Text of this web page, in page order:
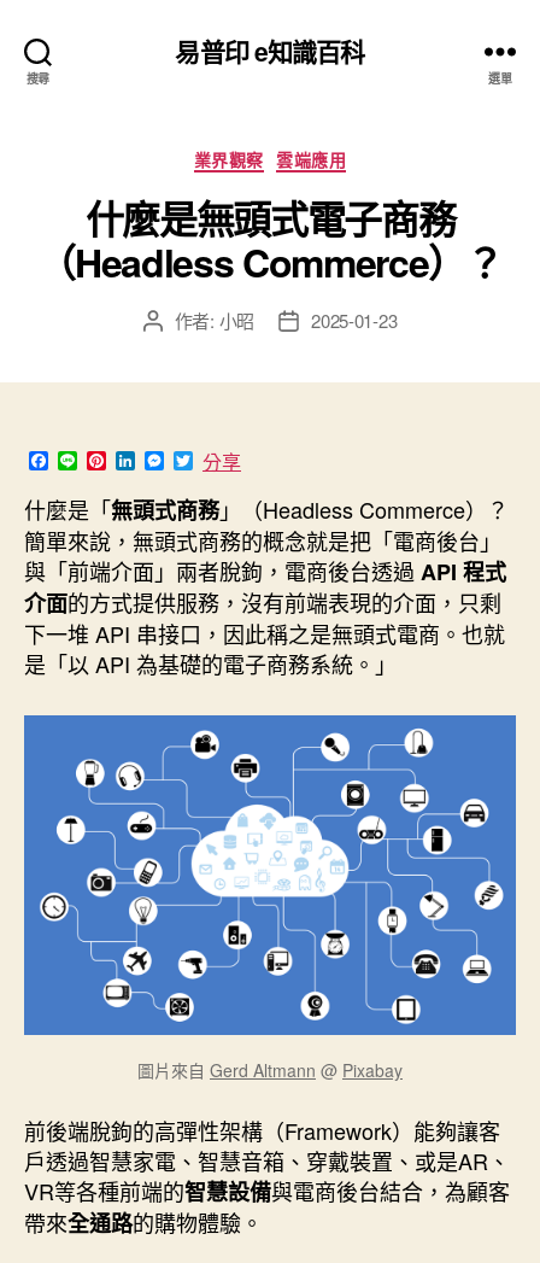
搜尋
易普印 e知識百科
選單
分
類
業界觀察 雲端應用
什麼是無頭式電子商務
（Headless Commerce）？
文 作者: 小昭
文 2025-01-23
F
a
c
e
b
o
k
L
n
e
P
n
e
r
e
s
t
L
n
k
e
d
I
n
M
e
s
s
e
n
e
r
T
w
i
t
t
e
r
分享
什麼是「無頭式商務」（Headless Commerce）？
簡單來說，無頭式商務的概念就是把「電商後台」
與「前端介面」兩者脫鉤，電商後台透過 API 程式
介面的方式提供服務，沒有前端表現的介面，只剩
下一堆 API 串接口，因此稱之是無頭式電商。也就
是「以 API 為基礎的電子商務系統。」
圖片來自 Gerd Altmann @ Pixabay
前後端脫鉤的高彈性架構（Framework）能夠讓客
戶透過智慧家電、智慧音箱、穿戴裝置、或是AR、
VR等各種前端的智慧設備與電商後台結合，為顧客
帶來全通路的購物體驗。